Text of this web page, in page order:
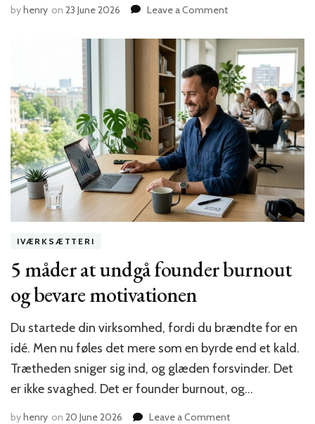
byhenry on 23 June 2026 Leave a Commenton
du
skaber
en
vinder-
pitch
deck
der
overbeviser
enhver
investor
IVÆRKSÆTTERI
5 måder at undgå founder burnout
og bevare motivationen
Du startede din virksomhed, fordi du brændte for en
idé. Men nu føles det mere som en byrde end et kald.
Trætheden sniger sig ind, og glæden forsvinder. Det
er ikke svaghed. Det er founder burnout, og…
byhenry on 20 June 2026 Leave a Commenton